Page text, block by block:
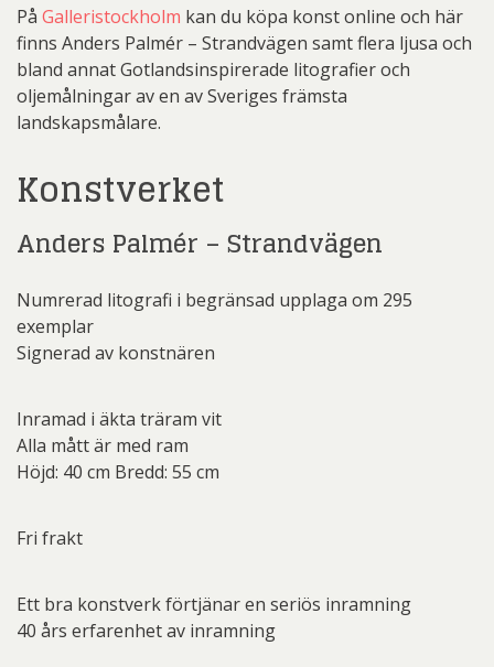
På Galleristockholm kan du köpa konst online och här
finns Anders Palmér – Strandvägen samt flera ljusa och
bland annat Gotlandsinspirerade litografier och
oljemålningar av en av Sveriges främsta
landskapsmålare.
Konstverket
Anders Palmér – Strandvägen
Numrerad litografi i begränsad upplaga om 295
exemplar
Signerad av konstnären
Inramad i äkta träram vit
Alla mått är med ram
Höjd: 40 cm Bredd: 55 cm
Fri frakt
Ett bra konstverk förtjänar en seriös inramning
40 års erfarenhet av inramning